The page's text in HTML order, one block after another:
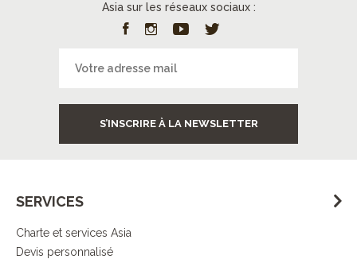
Asia sur les réseaux sociaux :
S’INSCRIRE À LA NEWSLETTER
SERVICES
Charte et services Asia
Devis personnalisé